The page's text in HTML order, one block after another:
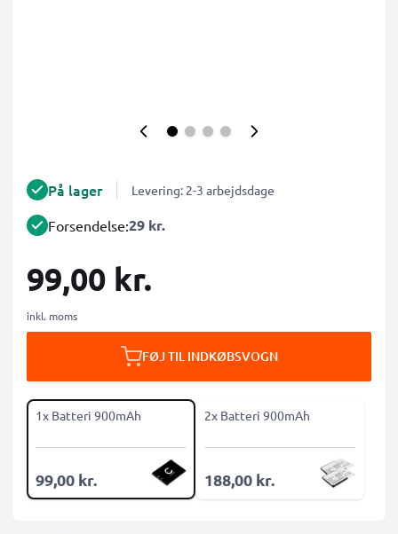
På lager Levering: 2-3 arbejdsdage
Forsendelse:29 kr.
99,00 kr.
inkl. moms
FØJ TIL INDKØBSVOGN
1x Batteri 900mAh
99,00 kr.
2x Batteri 900mAh
188,00 kr.